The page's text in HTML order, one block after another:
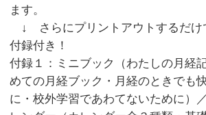
ます。
↓ さらにプリントアウトするだけ
付録付き！
付録１：ミニブック（わたしの月経
めての月経ブック・月経のときでも
に・校外学習であわてないために）